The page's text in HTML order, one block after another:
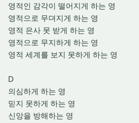
영적인 감각이 떨어지게 하는 영
영적으로 무뎌지게 하는 영
영적 은사 못 받게 하는 영
영적으로 무지하게 하는 영
영적 세계를 보지 못하게 하는 영
D
의심하게 하는 영
믿지 못하게 하는 영
신앙을 방해하는 영